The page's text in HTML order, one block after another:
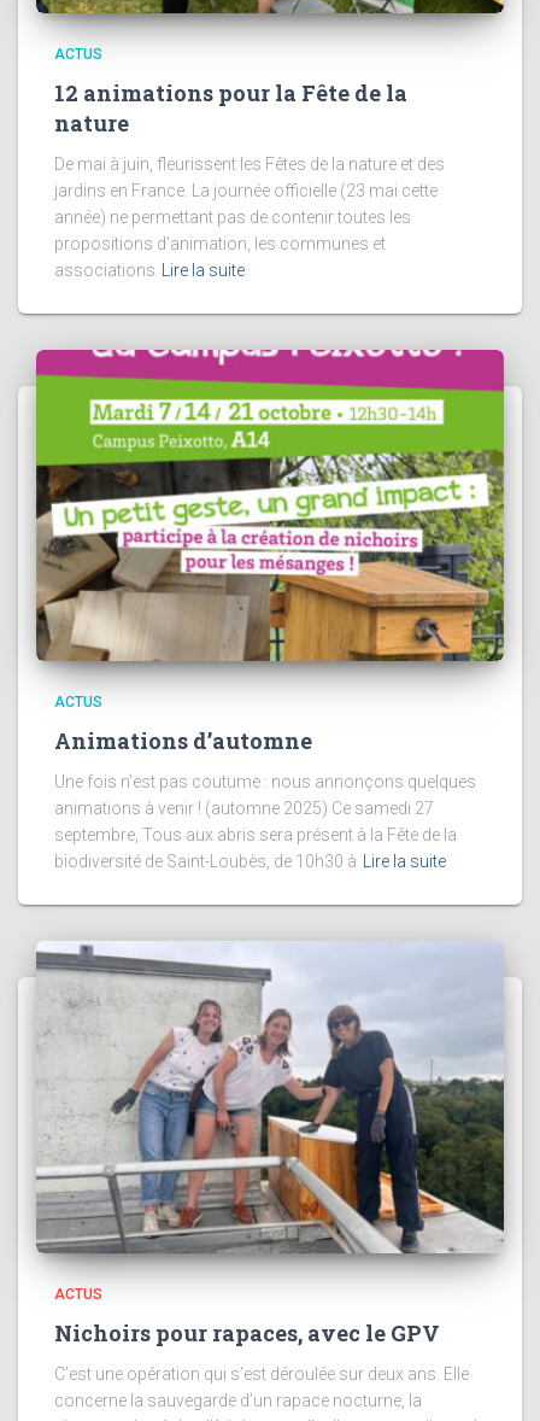
ACTUS
12 animations pour la Fête de la
nature
De mai à juin, fleurissent les Fêtes de la nature et des
jardins en France. La journée officielle (23 mai cette
année) ne permettant pas de contenir toutes les
propositions d’animation, les communes et
associations
Lire la suite
ACTUS
Animations d’automne
Une fois n’est pas coutume : nous annonçons quelques
animations à venir ! (automne 2025) Ce samedi 27
septembre, Tous aux abris sera présent à la Fête de la
biodiversité de Saint-Loubès, de 10h30 à Lire la suite
ACTUS
Nichoirs pour rapaces, avec le GPV
C’est une opération qui s’est déroulée sur deux ans. Elle
concerne la sauvegarde d’un rapace nocturne, la